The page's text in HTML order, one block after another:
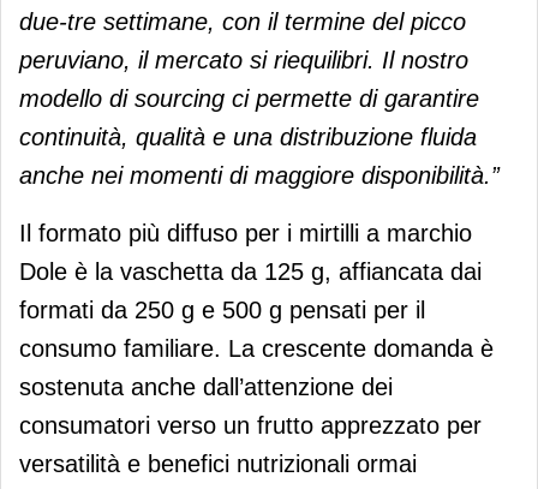
due-tre settimane, con il termine del picco
peruviano, il mercato si riequilibri. Il nostro
modello di sourcing ci permette di garantire
continuità, qualità e una distribuzione fluida
anche nei momenti di maggiore disponibilità.”
Il formato più diffuso per i mirtilli a marchio
Dole è la vaschetta da 125 g, affiancata dai
formati da 250 g e 500 g pensati per il
consumo familiare. La crescente domanda è
sostenuta anche dall’attenzione dei
consumatori verso un frutto apprezzato per
versatilità e benefici nutrizionali ormai